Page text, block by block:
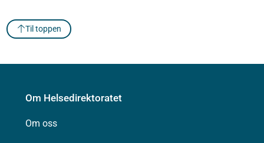
Til toppen
Om Helsedirektoratet
Om oss